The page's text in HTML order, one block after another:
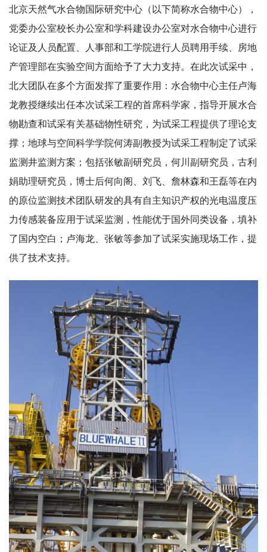
北京天然气水合物国际研究中心（以下简称水合物中心），
党委办公室校长办公室和学科建设办公室对水合物中心进行
论证及人员配置、人事部和工学院进行人员聘用手续、房地
产管理部在实验空间方面给予了大力支持。在此次试采中，
北大团队在多个方面发挥了重要作用：水合物中心主任卢海
龙教授继续出任本次试采工程的首席科学家，指导开展水合
物勘查和试采有关基础物性研究，为试采工程提供了理论支
撑；地球与空间科学学院何涛副教授为试采工程制定了试采
监测井监测方案；包括张敏副研究员，何川副研究员，古利
娟助理研究员，博士后何向阁、刘飞、詹林森和王磊等在内
的原位监测技术团队研发的具有自主知识产权的光电温度压
力传感装备应用于试采监测，性能优于国外同类设备，填补
了国内空白；卢海龙、张敏等参加了试采实施现场工作，提
供了技术支持。